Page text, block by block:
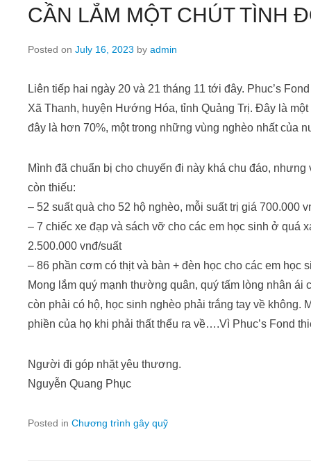
CẦN LẮM MỘT CHÚT TÌNH
Posted on July 16, 2023 by admin
Liên tiếp hai ngày 20 và 21 tháng 11 tới đây. Phuc’s
Xã Thanh, huyện Hướng Hóa, tỉnh Quảng Trị. Đây là
đây là hơn 70%, một trong những vùng nghèo nhất của
Mình đã chuẩn bị cho chuyến đi này khá chu đáo,
còn thiếu:
– 52 suất quà cho 52 hộ nghèo, mỗi suất trị giá 700.000
– 7 chiếc xe đạp và sách vỡ cho các em học sinh ở quá
2.500.000 vnđ/suất
– 86 phần cơm có thịt và bàn + đèn học cho các em học
Mong lắm quý mạnh thường quân, quý tấm lòng nhân ái
còn phải có hộ, học sinh nghèo phải trắng tay về không.
phiền của họ khi phải thất thểu ra về….Vì Phuc’s Fond
Người đi góp nhặt yêu thương.
Nguyễn Quang Phục
Posted in Chương trình gây quỹ